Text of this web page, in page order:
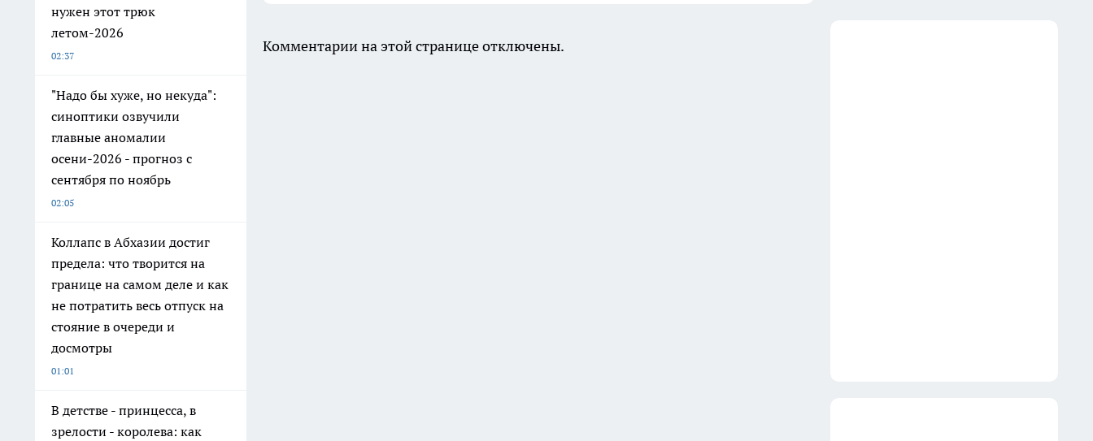
нужен этот трюк
летом-2026
02:37
"Надо бы хуже, но некуда":
синоптики озвучили
главные аномалии
осени-2026 - прогноз с
сентября по ноябрь
02:05
Коллапс в Абхазии достиг
предела: что творится на
границе на самом деле и как
не потратить весь отпуск на
стояние в очереди и
досмотры
01:01
В детстве - принцесса, в
зрелости - королева: как
Комментарии на этой странице отключены.